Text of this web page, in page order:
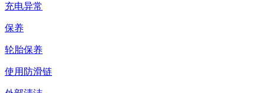
充电异常
保养
轮胎保养
使用防滑链